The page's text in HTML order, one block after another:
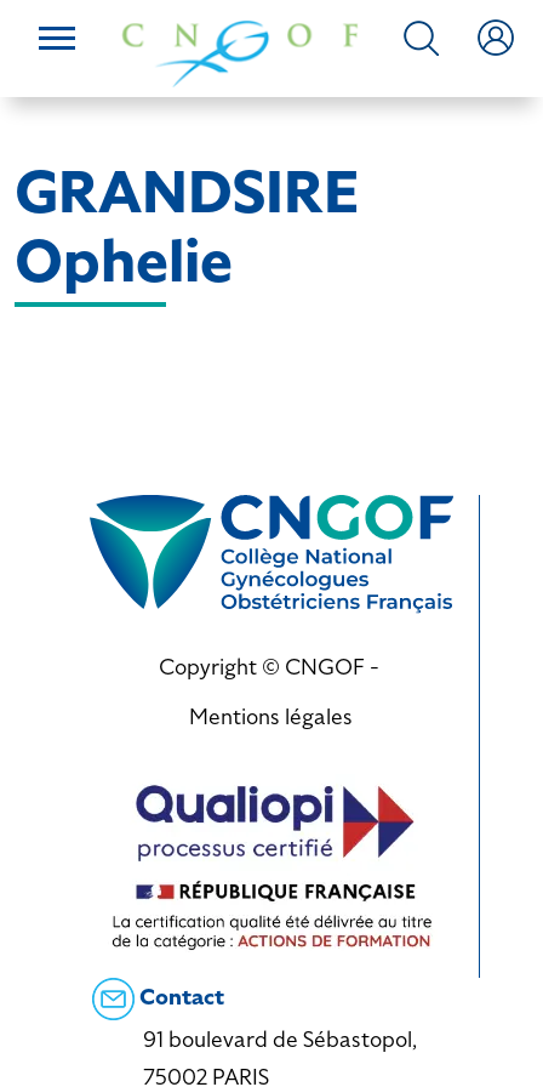
GRANDSIRE
Ophelie
Copyright © CNGOF -
Mentions légales
Contact
91 boulevard de Sébastopol,
75002 PARIS